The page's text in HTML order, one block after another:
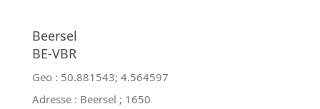
Beersel
BE-VBR
Geo : 50.881543; 4.564597
Adresse : Beersel ; 1650